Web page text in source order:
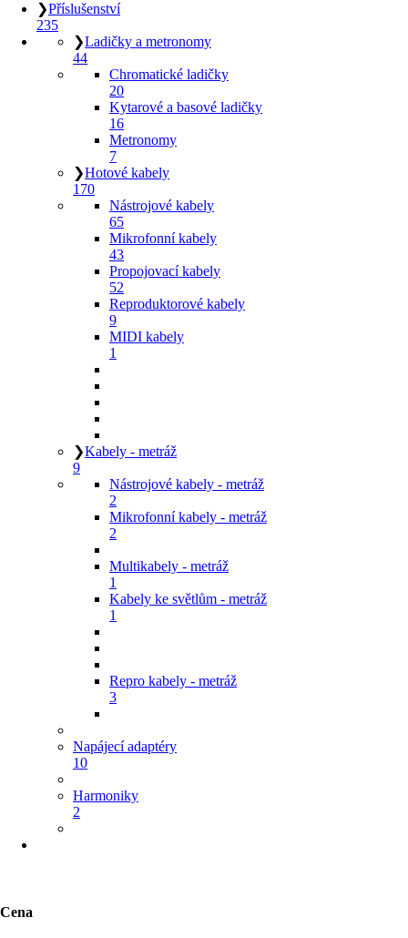
❯Příslušenství
235
❯Ladičky a metronomy
44
Chromatické ladičky
20
Kytarové a basové ladičky
16
Metronomy
7
❯Hotové kabely
170
Nástrojové kabely
65
Mikrofonní kabely
43
Propojovací kabely
52
Reproduktorové kabely
9
MIDI kabely
1
❯Kabely - metráž
9
Nástrojové kabely - metráž
2
Mikrofonní kabely - metráž
2
Multikabely - metráž
1
Kabely ke světlům - metráž
1
Repro kabely - metráž
3
Napájecí adaptéry
10
Harmoniky
2
Cena